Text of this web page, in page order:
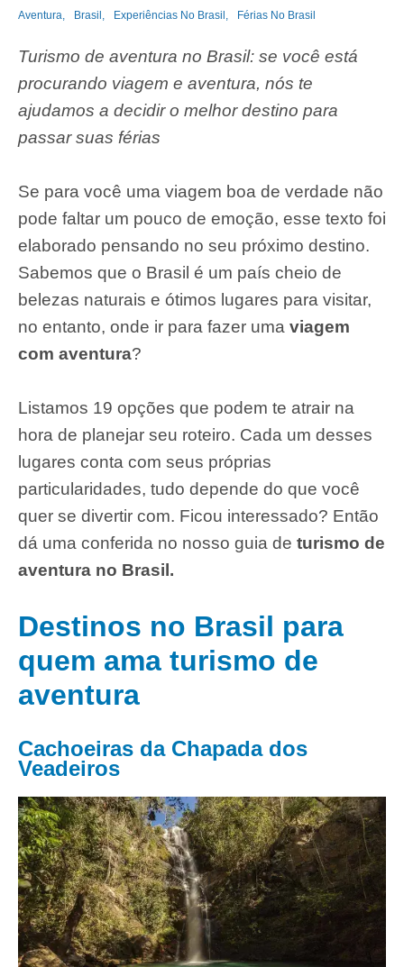
Aventura, Brasil, Experiências No Brasil, Férias No Brasil
Turismo de aventura no Brasil: se você está
procurando viagem e aventura, nós te
ajudamos a decidir o melhor destino para
passar suas férias
Se para você uma viagem boa de verdade não
pode faltar um pouco de emoção, esse texto foi
elaborado pensando no seu próximo destino.
Sabemos que o Brasil é um país cheio de
belezas naturais e ótimos lugares para visitar,
no entanto, onde ir para fazer uma viagem
com aventura?
Listamos 19 opções que podem te atrair na
hora de planejar seu roteiro. Cada um desses
lugares conta com seus próprias
particularidades, tudo depende do que você
quer se divertir com. Ficou interessado? Então
dá uma conferida no nosso guia de turismo de
aventura no Brasil.
Destinos no Brasil para
quem ama turismo de
aventura
Cachoeiras da Chapada dos
Veadeiros